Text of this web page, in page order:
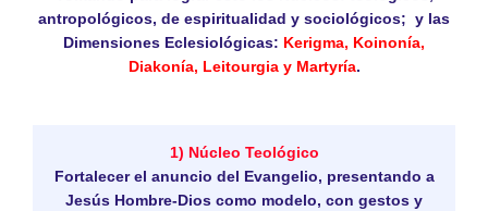
antropológicos, de espiritualidad y sociológicos; y las
Dimensiones Eclesiológicas: Kerigma, Koinonía,
Diakonía, Leitourgia y Martyría.
1) Núcleo Teológico
Fortalecer el anuncio del Evangelio, presentando a
Jesús Hombre-Dios como modelo, con gestos y